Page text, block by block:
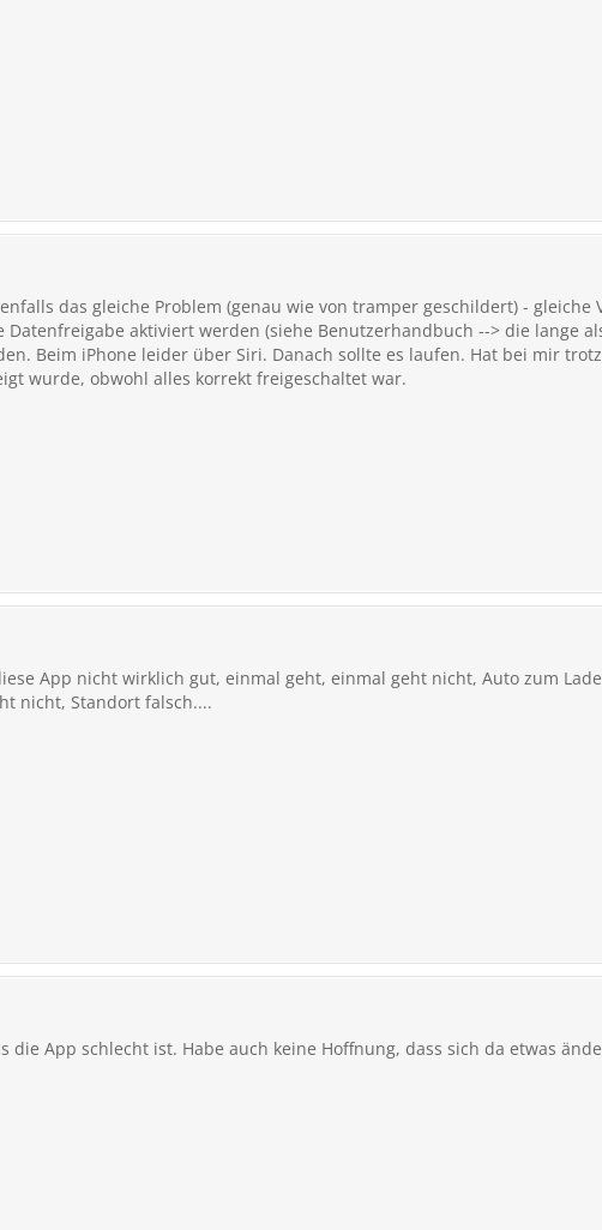
das gleiche Problem (genau wie von tramper geschildert) - gleiche
Datenfreigabe aktiviert werden (siehe Benutzerhandbuch --> die lange
Beim iPhone leider über Siri. Danach sollte es laufen. Hat bei mir
wurde, obwohl alles korrekt freigeschaltet war.
App nicht wirklich gut, einmal geht, einmal geht nicht, Auto zum
nicht, Standort falsch....
die App schlecht ist. Habe auch keine Hoffnung, dass sich da etwas